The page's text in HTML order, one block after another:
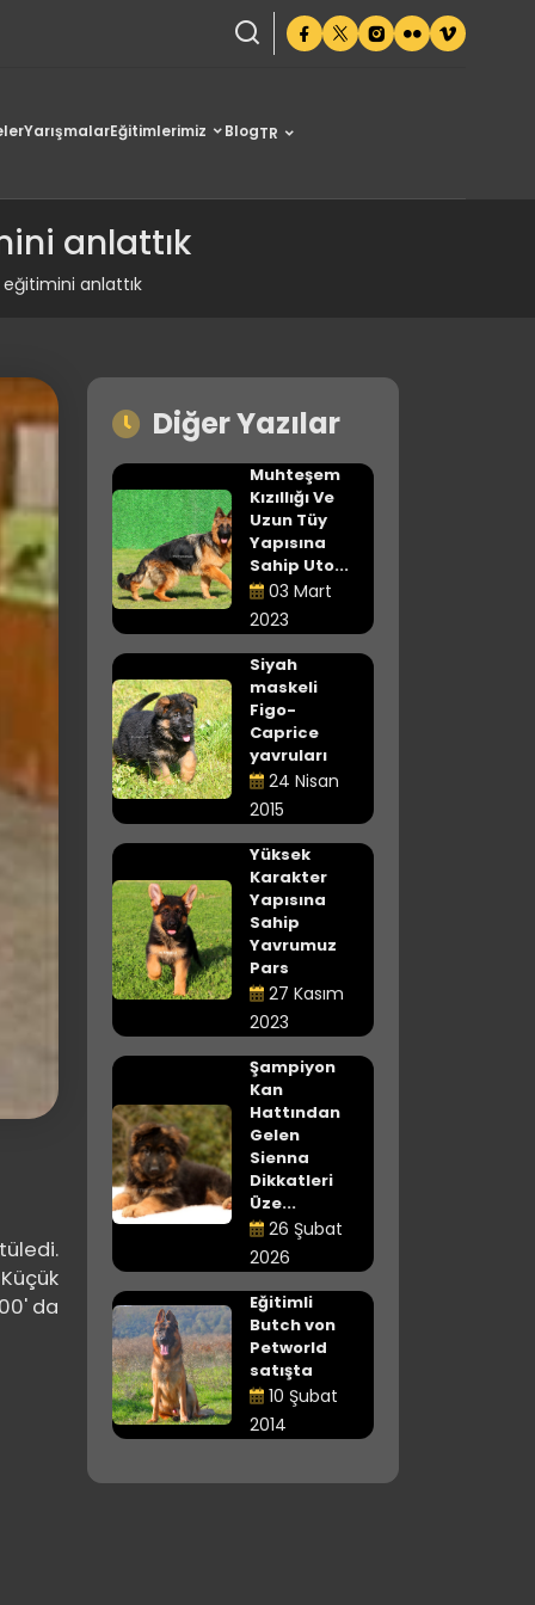
YarışmalarEğitimlerimiz BlogTR
anlattık
anlattık
da
Diğer Yazılar
Muhteşem
Kızıllığı Ve
Uzun Tüy
Yapısına
Sahip Uto...
03 Mart
2023
Siyah
maskeli
Figo-
Caprice
yavruları
24 Nisan
2015
Yüksek
Karakter
Yapısına
Sahip
Yavrumuz
Pars
27 Kasım
2023
Şampiyon
Kan
Hattından
Gelen
Sienna
Dikkatleri
Üze...
26 Şubat
2026
Eğitimli
Butch von
Petworld
satışta
10 Şubat
2014